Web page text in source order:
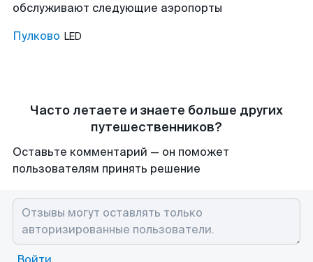
обслуживают следующие аэропорты
Пулково LED
Часто летаете и знаете больше других
путешественников?
Оставьте комментарий — он поможет
пользователям принять решение